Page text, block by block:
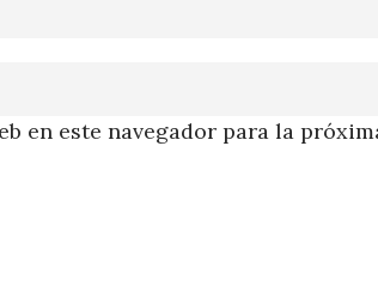
en este navegador para la